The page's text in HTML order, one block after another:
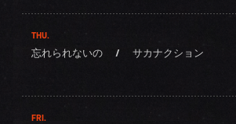
THU.
忘れられないの / サカナクション
FRI.